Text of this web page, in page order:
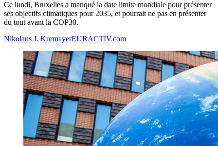
Ce lundi, Bruxelles a manqué la date limite mondiale pour présenter
ses objectifs climatiques pour 2035, et pourrait ne pas en présenter
du tout avant la COP30.
Nikolaus J. KurmayerEURACTIV.com